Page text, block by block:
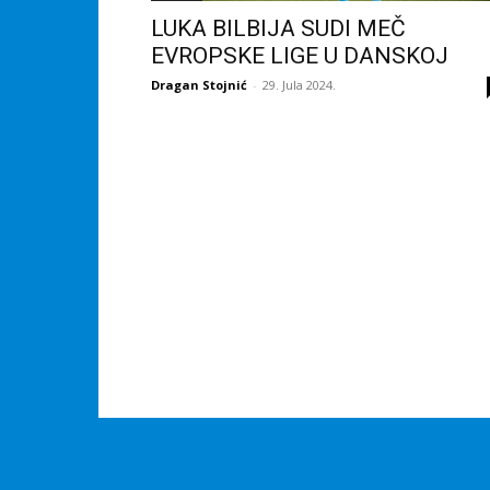
LUKA BILBIJA SUDI MEČ
EVROPSKE LIGE U DANSKOJ
Dragan Stojnić - 29. Jula 2024.